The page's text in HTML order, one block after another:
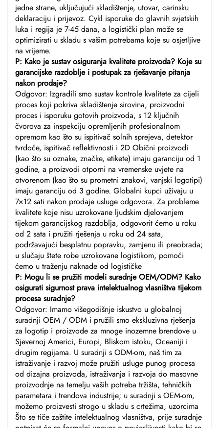
jedne strane, uključujući skladištenje, utovar, carinsku
deklaraciju i prijevoz. Cykl isporuke do glavnih svjetskih
luka i regija je 7-45 dana, a logistički plan može se
optimizirati u skladu s vašim potrebama koje su osjetljive
na vrijeme.
P: Kako je sustav osiguranja kvalitete proizvoda? Koje su
garancijske razdoblje i postupak za rješavanje pitanja
nakon prodaje?
Odgovor: Izgradili smo sustav kontrole kvalitete za cijeli
proces koji pokriva skladištenje sirovina, proizvodni
proces i isporuku gotovih proizvoda, s 12 ključnih
čvorova za inspekciju opremljenih profesionalnom
opremom kao što su ispitivač solnih sprejeva, detektor
tvrdoće, ispitivač reflektivnosti i 2D Obični proizvodi
(kao što su oznake, značke, etikete) imaju garanciju od 1
godine, a proizvodi otporni na vremenske uvjete na
otvorenom (kao što su prometni znakovi, vanjski logotipi)
imaju garanciju od 3 godine. Globalni kupci uživaju u
7×12 sati nakon prodaje usluge odgovora. Za probleme
kvalitete koje nisu uzrokovane ljudskim djelovanjem
tijekom garancijskog razdoblja, odgovorit ćemo u roku
od 2 sata i pružiti rješenja u roku od 24 sata,
podržavajući besplatnu popravku, zamjenu ili preobrada;
u slučaju štete robe uzrokovane logistikom, pomoći
ćemo u traženju naknade od logističke
P: Mogu li se pružiti modeli suradnje OEM/ODM? Kako
osigurati sigurnost prava intelektualnog vlasništva tijekom
procesa suradnje?
Odgovor: Imamo višegodišnje iskustvo u globalnoj
suradnji OEM / ODM i pružili smo ekskluzivna rješenja
za logotip i proizvode za mnoge inozemne brendove u
Sjevernoj Americi, Europi, Bliskom istoku, Oceaniji i
drugim regijama. U suradnji s ODM-om, naš tim za
istraživanje i razvoj može pružiti usluge punog procesa
od dizajna proizvoda, istraživanja i razvoja do masovne
proizvodnje na temelju vaših potreba tržišta, tehničkih
parametara i trendova industrije; u suradnji s OEM-om,
možemo proizvesti strogo u skladu s crtežima, uzorcima
Što se tiče zaštite intelektualnog vlasništva, prije suradnje